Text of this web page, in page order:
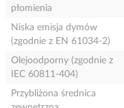
płomienia
Niska emisja dymów
(zgodnie z EN 61034-2)
Olejoodporny (zgodnie z
IEC 60811-404)
Przybliżona średnica